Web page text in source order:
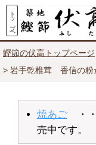
焼あご・
売中です。
鰹節の伏高トップページ
岩手乾椎茸 香信の粉